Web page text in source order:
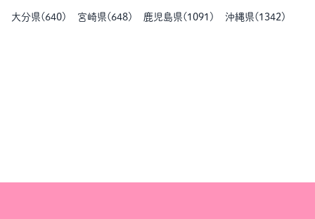
大分県( 640) 宮崎県( 648) 鹿児島県( 1091 ) 沖縄県( 1342 )